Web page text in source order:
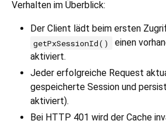
Verhalten im Überblick:
Der Client lädt beim ersten
getPxSessionId()
einen
aktiviert.
Jeder erfolgreiche Request
gespeicherte Session und
aktiviert).
Bei HTTP 401 wird der Cache